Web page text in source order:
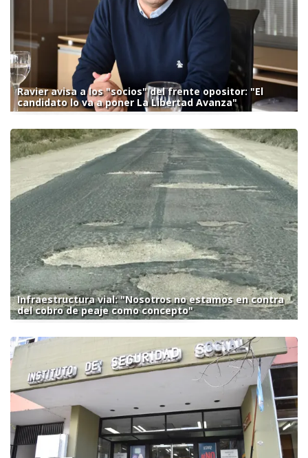
Ravier avisa a los "socios" del frente opositor: "El
candidato lo va a poner La Libertad Avanza"
Infraestructura vial: "Nosotros no estamos en contra
del cobro de peaje como concepto"